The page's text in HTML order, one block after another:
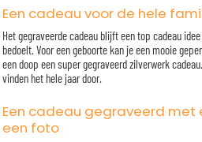
Een cadeau voor de hele
Het gegraveerde cadeau blijft een top cadeau
bedoelt. Voor een geboorte kan je een mooie
een doop een super gegraveerd zilverwerk
vinden het hele jaar door.
Een cadeau gegraveerd met
een foto